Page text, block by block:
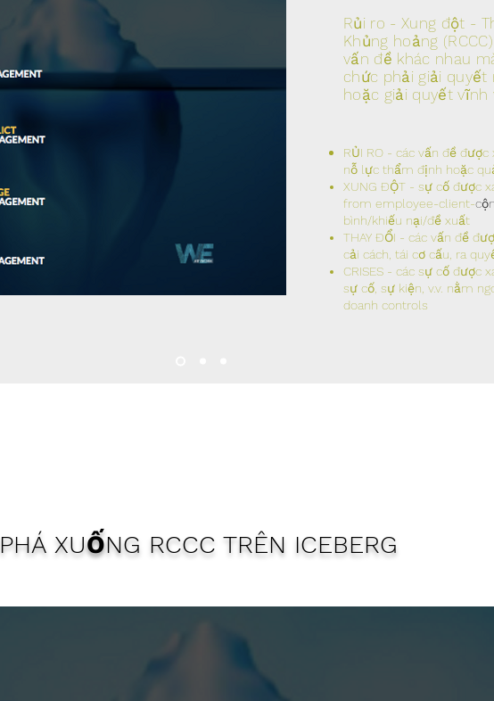
Rủi ro - Xung đột -
Khủng hoảng
vấn đề khác nhau
chức phải giải quyết
hoặc giải quyết vĩnh
RỦI RO - các vấn đề
nỗ lực thẩm định hoặc
XUNG ĐỘT - sự cố được
from employee-client-
bình/khiếu nại/đề xuất
THAY ĐỔI - các vấn đề
cải cách, tái cơ cấu, ra
CRISES - các sự cố được
sự cố, sự kiện, v.v. nằm
doanh controls
PHÁ XUỐNG RCCC TRÊN ICEBERG